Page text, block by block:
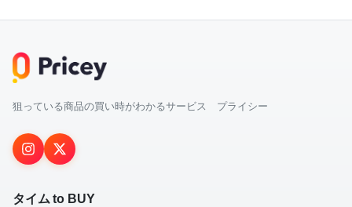
狙っている商品の買い時がわかるサービス プライシー
タイム to BUY